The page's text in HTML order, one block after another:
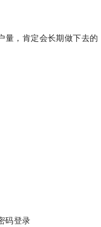
量，肯定会长期做下去
码登录